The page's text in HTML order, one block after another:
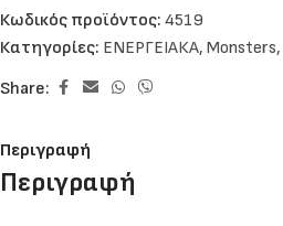
Κωδικός προϊόντος: 4519
Κατηγορίες: ΕΝΕΡΓΕΙΑΚΑ, Monsters,
Share:
Περιγραφή
Περιγραφή